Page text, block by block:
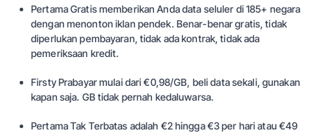
Pertama Gratismemberikan Anda data seluler di 185+ negara
dengan menonton iklan pendek. Benar-benar gratis, tidak
diperlukan pembayaran, tidak ada kontrak, tidak ada
pemeriksaan kredit.
Firsty Prabayarmulai dari €0,98/GB, beli data sekali, gunakan
kapan saja. GB tidak pernah kedaluwarsa.
Pertama Tak Terbatas adalah €2 hingga €3 per hari atau €49